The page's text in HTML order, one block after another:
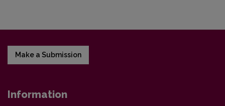
Make a Submission
Information